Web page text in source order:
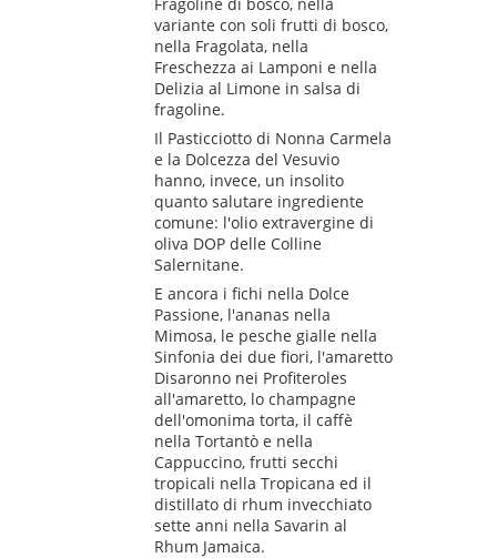
variante con soli frutti di bosco,
nella Fragolata, nella
Freschezza ai Lamponi e nella
Delizia al Limone in salsa di
fragoline.
Il Pasticciotto di Nonna Carmela
e la Dolcezza del Vesuvio
hanno, invece, un insolito
quanto salutare ingrediente
comune: l'olio extravergine di
oliva DOP delle Colline
Salernitane.
E ancora i fichi nella Dolce
Passione, l'ananas nella
Mimosa, le pesche gialle nella
Sinfonia dei due fiori, l'amaretto
Disaronno nei Profiteroles
all'amaretto, lo champagne
dell'omonima torta, il caffè
nella Tortantò e nella
Cappuccino, frutti secchi
tropicali nella Tropicana ed il
distillato di rhum invecchiato
sette anni nella Savarin al
Rhum Jamaica.